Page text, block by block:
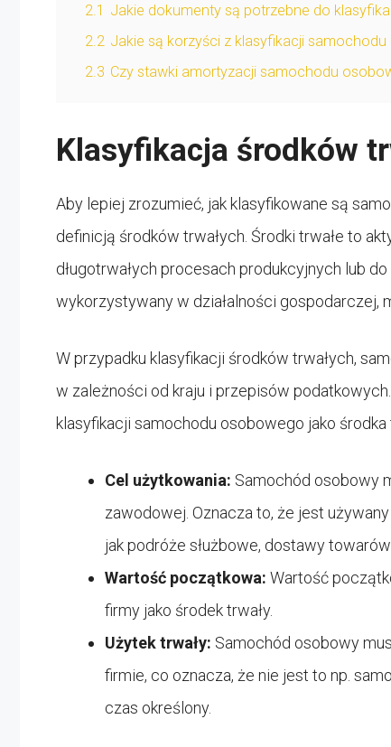
2.1 Jakie dokumenty są potrzebne do
2.2 Jakie są korzyści z klasyfikacji
2.3 Czy stawki amortyzacji samochodu
Klasyfikacja środków
Aby lepiej zrozumieć, jak klasyfikowane są
definicją środków trwałych. Środki trwałe to
długotrwałych procesach produkcyjnych lub
wykorzystywany w działalności gospodarczej,
W przypadku klasyfikacji środków trwałych,
w zależności od kraju i przepisów
klasyfikacji samochodu osobowego jako środka
Cel użytkowania: Samochód osobowy
zawodowej. Oznacza to, że jest
jak podróże służbowe, dostawy
Wartość początkowa: Wartość
firmy jako środek trwały.
Użytek trwały: Samochód osobowy
firmie, co oznacza, że nie jest to np.
czas określony.